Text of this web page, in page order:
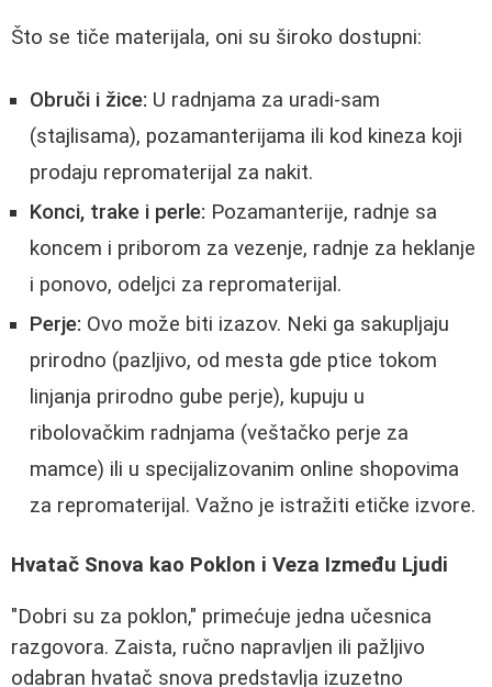
Što se tiče materijala, oni su široko dostupni:
Obruči i žice: U radnjama za uradi-sam
(stajlisama), pozamanterijama ili kod kineza koji
prodaju repromaterijal za nakit.
Konci, trake i perle: Pozamanterije, radnje sa
koncem i priborom za vezenje, radnje za heklanje
i ponovo, odeljci za repromaterijal.
Perje: Ovo može biti izazov. Neki ga sakupljaju
prirodno (pazljivo, od mesta gde ptice tokom
linjanja prirodno gube perje), kupuju u
ribolovačkim radnjama (veštačko perje za
mamce) ili u specijalizovanim online shopovima
za repromaterijal. Važno je istražiti etičke izvore.
Hvatač Snova kao Poklon i Veza Između Ljudi
"Dobri su za poklon," primećuje jedna učesnica
razgovora. Zaista, ručno napravljen ili pažljivo
odabran hvatač snova predstavlja izuzetno